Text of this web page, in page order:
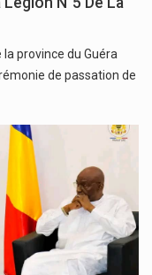
la province du Guéra
de passation de